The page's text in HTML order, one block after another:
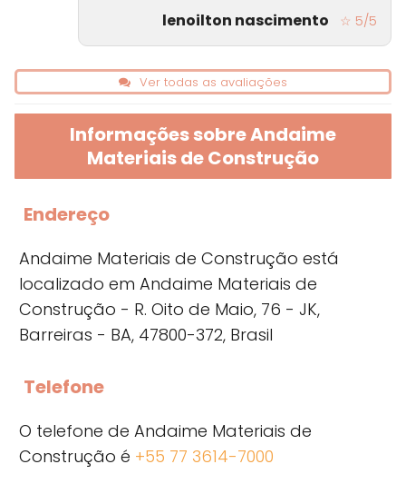
lenoilton nascimento
☆ 5/5
Ver todas as avaliações
Informações sobre Andaime
Materiais de Construção
Endereço
Andaime Materiais de Construção está
localizado em Andaime Materiais de
Construção - R. Oito de Maio, 76 - JK,
Barreiras - BA, 47800-372, Brasil
Telefone
O telefone de Andaime Materiais de
Construção é +55 77 3614-7000